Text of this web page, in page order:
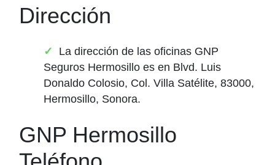
Dirección
La dirección de las oficinas GNP
Seguros Hermosillo es en Blvd. Luis
Donaldo Colosio, Col. Villa Satélite, 83000,
Hermosillo, Sonora.
GNP Hermosillo